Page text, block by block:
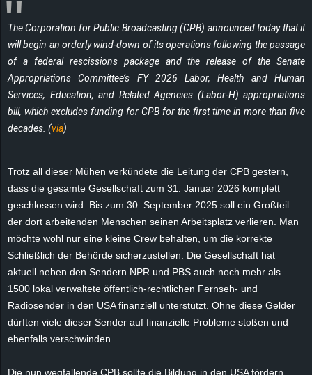
The Corporation for Public Broadcasting (CPB) announced today that it
will begin an orderly wind-down of its operations following the passage
of a federal rescissions package and the release of the Senate
Appropriations Committee’s FY 2026 Labor, Health and Human
Services, Education, and Related Agencies (Labor-H) appropriations
bill, which excludes funding for CPB for the first time in more than five
decades. (via)
Trotz all dieser Mühen verkündete die Leitung der CPB gestern,
dass die gesamte Gesellschaft zum 31. Januar 2026 komplett
geschlossen wird. Bis zum 30. September 2025 soll ein Großteil
der dort arbeitenden Menschen seinen Arbeitsplatz verlieren. Man
möchte wohl nur eine kleine Crew behalten, um die korrekte
Schließlich der Behörde sicherzustellen. Die Gesellschaft hat
aktuell neben den Sendern NPR und PBS auch noch mehr als
1500 lokal verwaltete öffentlich-rechtlichen Fernseh- und
Radiosender in den USA finanziell unterstützt. Ohne diese Gelder
dürften viele dieser Sender auf finanzielle Probleme stoßen und
ebenfalls verschwinden.
Die nun wegfallende CPB sollte die Bildung in den USA fördern,